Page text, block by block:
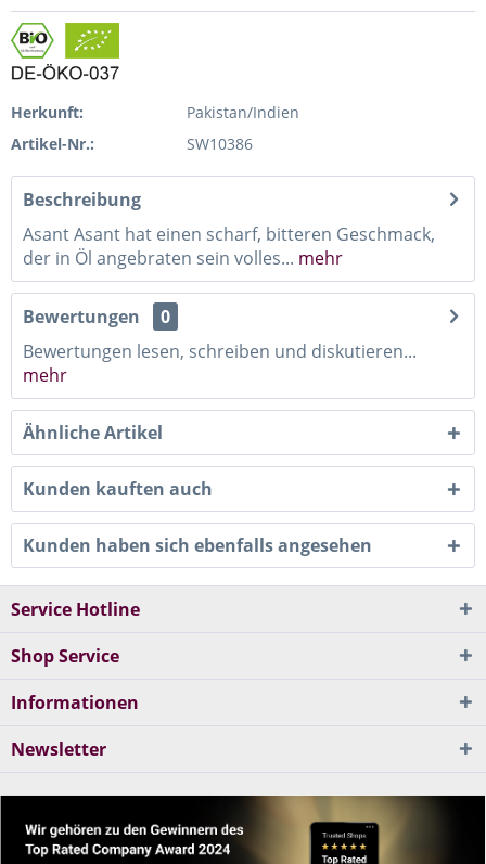
Herkunft:
Pakistan/Indien
Artikel-Nr.:
SW10386
Beschreibung
Asant Asant hat einen scharf, bitteren Geschmack,
der in Öl angebraten sein volles... mehr
Bewertungen
0
Bewertungen lesen, schreiben und diskutieren...
mehr
Ähnliche Artikel
Kunden kauften auch
Kunden haben sich ebenfalls angesehen
Service Hotline
Shop Service
Informationen
Newsletter